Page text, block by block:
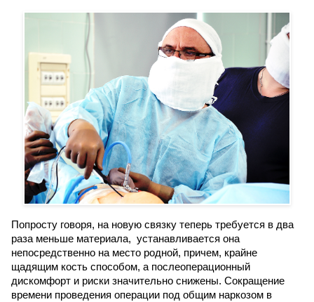
Попросту говоря, на новую связку теперь требуется в два
раза меньше материала, устанавливается она
непосредственно на место родной, причем, крайне
щадящим кость способом, а послеоперационный
дискомфорт и риски значительно снижены. Сокращение
времени проведения операции под общим наркозом в